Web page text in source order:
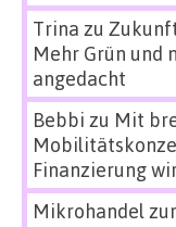
Trina zu
Mehr Grün und
angedacht
Bebbi zu Mit
Finanzierung
Mikrohandel